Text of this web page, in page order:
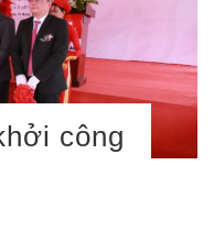
công